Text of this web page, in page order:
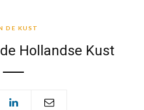
DE KUST
Hollandse Kust